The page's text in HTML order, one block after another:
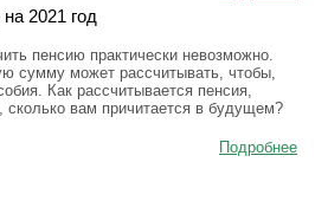
2021 год
пенсию практически невозможно.
сумму может рассчитывать, чтобы,
Как рассчитывается пенсия,
сколько вам причитается в будущем?
Подробнее